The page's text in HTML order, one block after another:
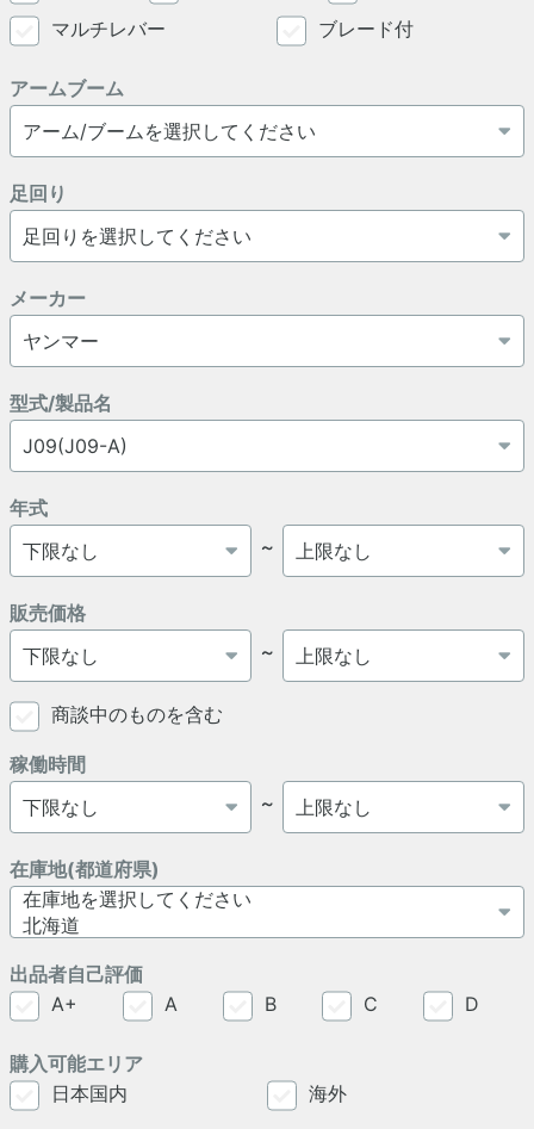
マルチレバー
ブレード付
アームブーム
足回り
メーカー
型式/製品名
年式
～
販売価格
～
商談中のものを含む
稼働時間
～
在庫地(都道府県)
出品者自己評価
A+
A B C D
購入可能エリア
日本国内
海外